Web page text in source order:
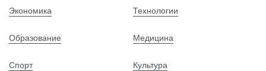
Экономика Технологии
Образование Медицина
Спорт Культура